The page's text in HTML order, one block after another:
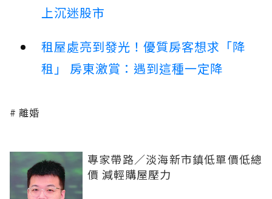
上沉迷股市
租屋處亮到發光！優質房客想求「降
租」 房東激賞：遇到這種一定降
離婚
專家帶路／淡海新市鎮低單價低總
價 減輕購屋壓力